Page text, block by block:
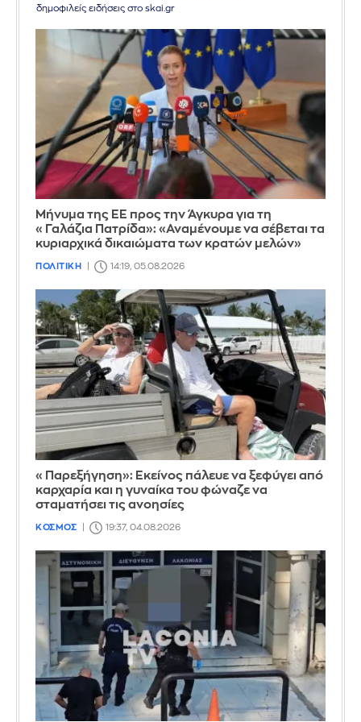
δημοφιλείς ειδήσεις στο skai.gr
Μήνυμα της ΕΕ προς την Άγκυρα για τη
«Γαλάζια Πατρίδα»: «Αναμένουμε να σέβεται τα
κυριαρχικά δικαιώματα των κρατών μελών»
ΠΟΛΙΤΙΚΗ 14:19, 05.08.2026
«Παρεξήγηση»: Εκείνος πάλευε να ξεφύγει από
καρχαρία και η γυναίκα του φώναζε να
σταματήσει τις ανοησίες
ΚΟΣΜΟΣ 19:37, 04.08.2026